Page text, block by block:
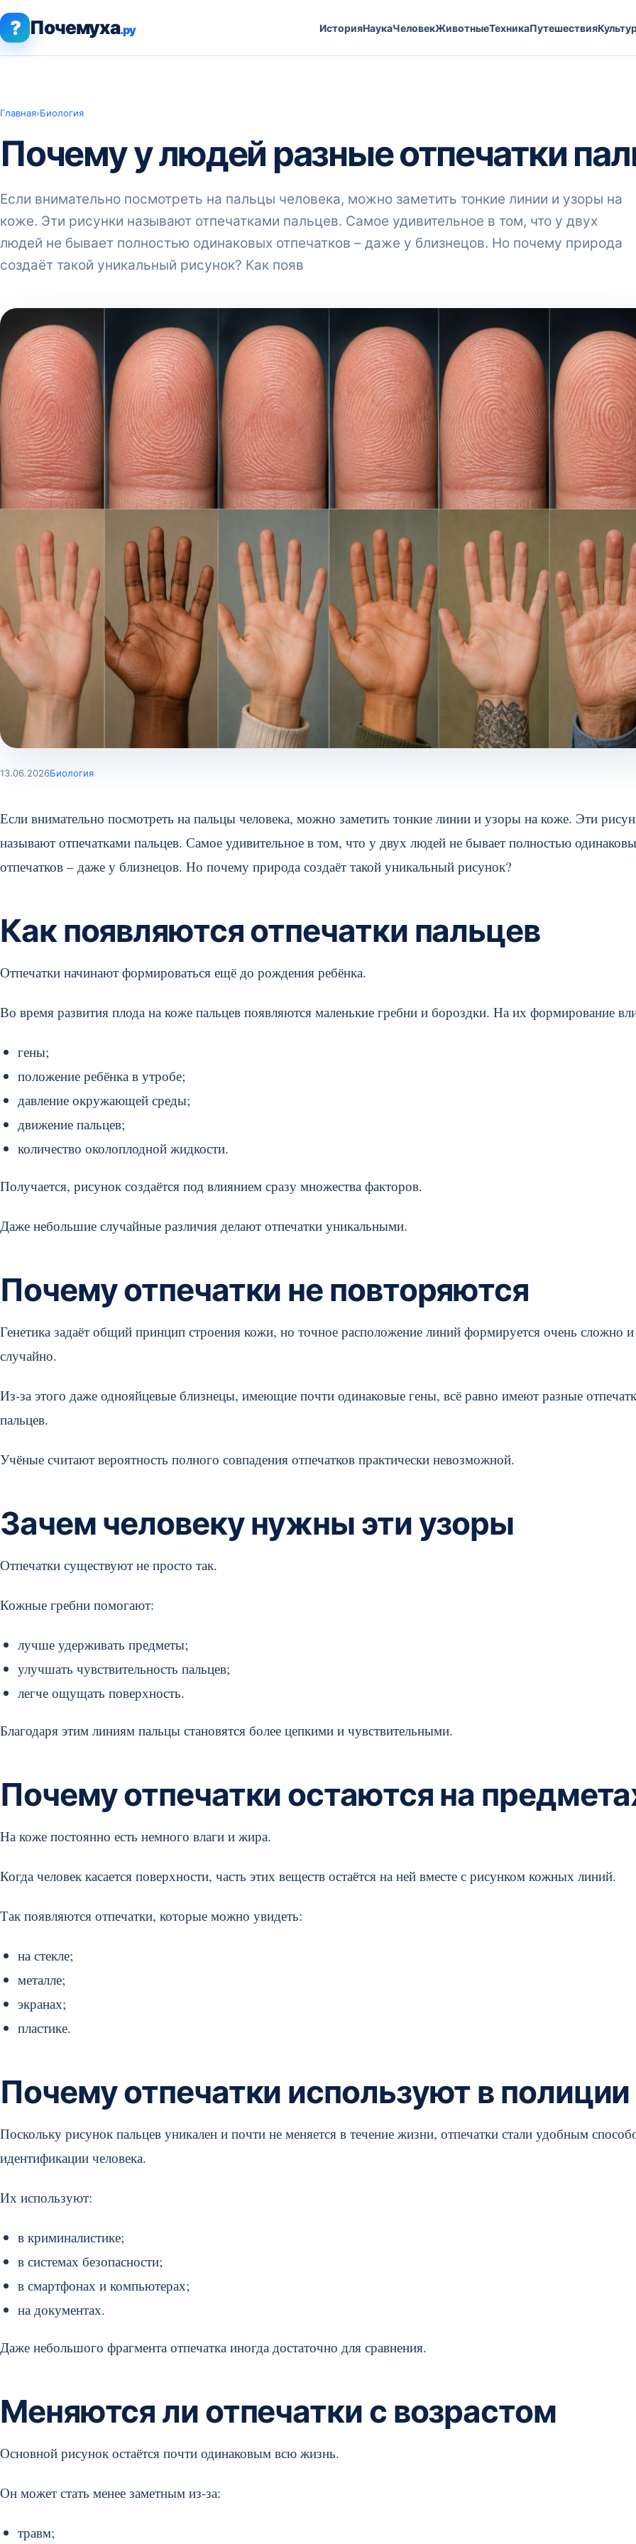
? Почемуха.ру ИсторияНаукаЧеловекЖивотныеТехникаПутешествия
Главная›Биология
Почему у людей разные отпечатки
Если внимательно посмотреть на пальцы человека, можно заметить тонкие линии и узоры на
коже. Эти рисунки называют отпечатками пальцев. Самое удивительное в том, что у двух
людей не бывает полностью одинаковых отпечатков – даже у близнецов. Но почему природа
создаёт такой уникальный рисунок? Как появ
13.06.2026Биология
Если внимательно посмотреть на пальцы человека, можно заметить тонкие линии и узоры на коже. Эти
называют отпечатками пальцев. Самое удивительное в том, что у двух людей не бывает полностью
отпечатков – даже у близнецов. Но почему природа создаёт такой уникальный рисунок?
Как появляются отпечатки пальцев
Отпечатки начинают формироваться ещё до рождения ребёнка.
Во время развития плода на коже пальцев появляются маленькие гребни и бороздки. На их формирование
гены;
положение ребёнка в утробе;
давление окружающей среды;
движение пальцев;
количество околоплодной жидкости.
Получается, рисунок создаётся под влиянием сразу множества факторов.
Даже небольшие случайные различия делают отпечатки уникальными.
Почему отпечатки не повторяются
Генетика задаёт общий принцип строения кожи, но точное расположение линий формируется очень сложно и
случайно.
Из-за этого даже однояйцевые близнецы, имеющие почти одинаковые гены, всё равно имеют разные
пальцев.
Учёные считают вероятность полного совпадения отпечатков практически невозможной.
Зачем человеку нужны эти узоры
Отпечатки существуют не просто так.
Кожные гребни помогают:
лучше удерживать предметы;
улучшать чувствительность пальцев;
легче ощущать поверхность.
Благодаря этим линиям пальцы становятся более цепкими и чувствительными.
Почему отпечатки остаются на
На коже постоянно есть немного влаги и жира.
Когда человек касается поверхности, часть этих веществ остаётся на ней вместе с рисунком кожных линий.
Так появляются отпечатки, которые можно увидеть:
на стекле;
металле;
экранах;
пластике.
Почему отпечатки используют в полиции
Поскольку рисунок пальцев уникален и почти не меняется в течение жизни, отпечатки стали удобным
идентификации человека.
Их используют:
в криминалистике;
в системах безопасности;
в смартфонах и компьютерах;
на документах.
Даже небольшого фрагмента отпечатка иногда достаточно для сравнения.
Меняются ли отпечатки с возрастом
Основной рисунок остаётся почти одинаковым всю жизнь.
Он может стать менее заметным из-за:
травм;